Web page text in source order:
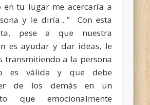
en tu lugar me acercaría a
y le diría…” Con esta
pese a que nuestra
es ayudar y dar ideas, le
transmitiendo a la persona
es válida y que debe
de los demás en un
que emocionalmente